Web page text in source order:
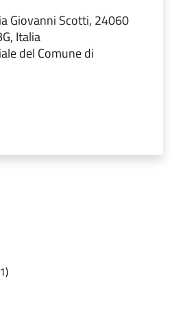
Giovanni Scotti, 24060
Italia
del Comune di